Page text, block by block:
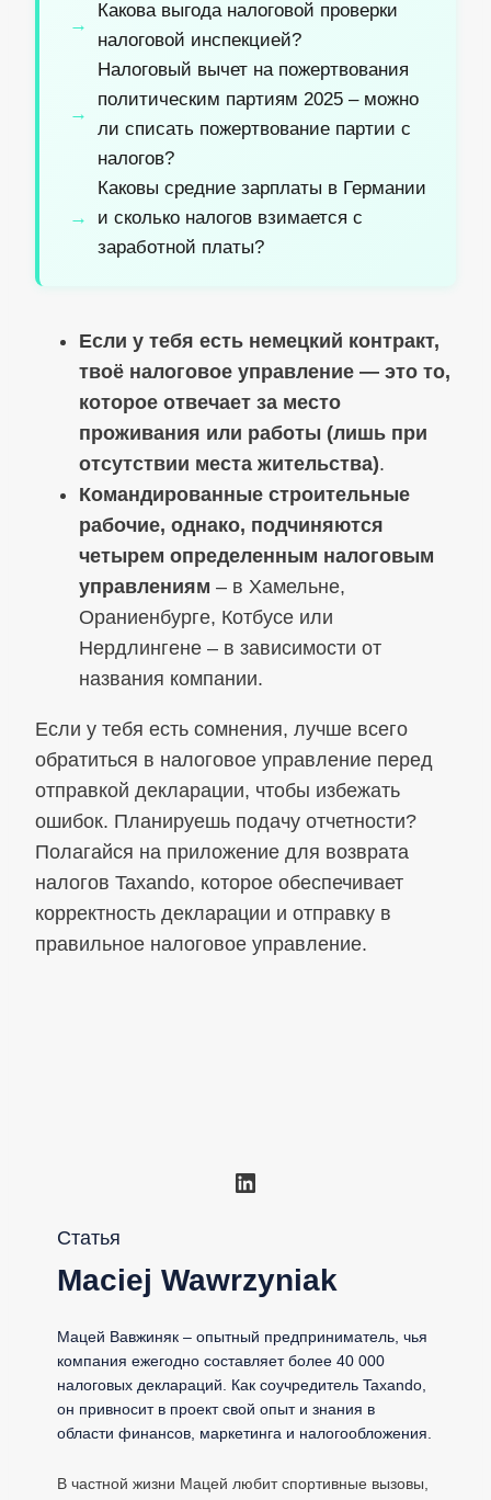
Какова выгода налоговой проверки
налоговой инспекцией?
Налоговый вычет на пожертвования
политическим партиям 2025 – можно
ли списать пожертвование партии с
налогов?
Каковы средние зарплаты в Германии
и сколько налогов взимается с
заработной платы?
Если у тебя есть немецкий контракт,
твоё налоговое управление — это то,
которое отвечает за место
проживания или работы (лишь при
отсутствии места жительства).
Командированные строительные
рабочие, однако, подчиняются
четырем определенным налоговым
управлениям – в Хамельне,
Ораниенбурге, Котбусе или
Нердлингене – в зависимости от
названия компании.
Если у тебя есть сомнения, лучше всего
обратиться в налоговое управление перед
отправкой декларации, чтобы избежать
ошибок. Планируешь подачу отчетности?
Полагайся на приложение для возврата
налогов Taxando, которое обеспечивает
корректность декларации и отправку в
правильное налоговое управление.
LinkedIn
Статья
Maciej Wawrzyniak
Мацей Вавжиняк – опытный предприниматель, чья
компания ежегодно составляет более 40 000
налоговых деклараций. Как соучредитель Taxando,
он привносит в проект свой опыт и знания в
области финансов, маркетинга и налогообложения.
В частной жизни Мацей любит спортивные вызовы,